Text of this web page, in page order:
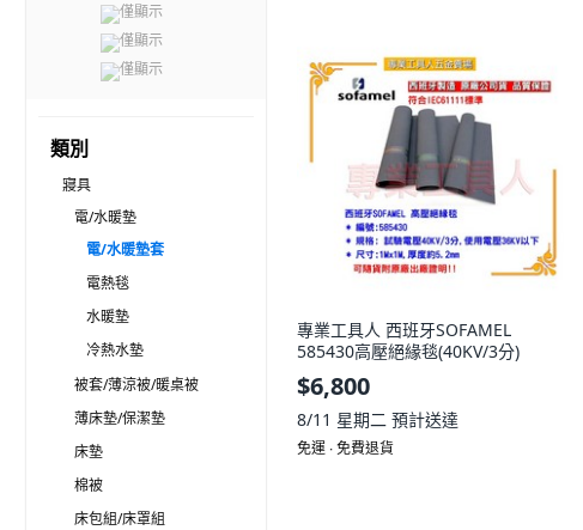
僅顯示
僅顯示
僅顯示
類別
寢具
電/水暖墊
電/水暖墊套
電熱毯
水暖墊
冷熱水墊
被套/薄涼被/暖桌被
薄床墊/保潔墊
床墊
棉被
床包組/床罩組
專業工具人 西班牙SOFAMEL
585430高壓絕緣毯(40KV/3分)
$6,800
8/11 星期二 預計送達
免運 ∙ 免費退貨